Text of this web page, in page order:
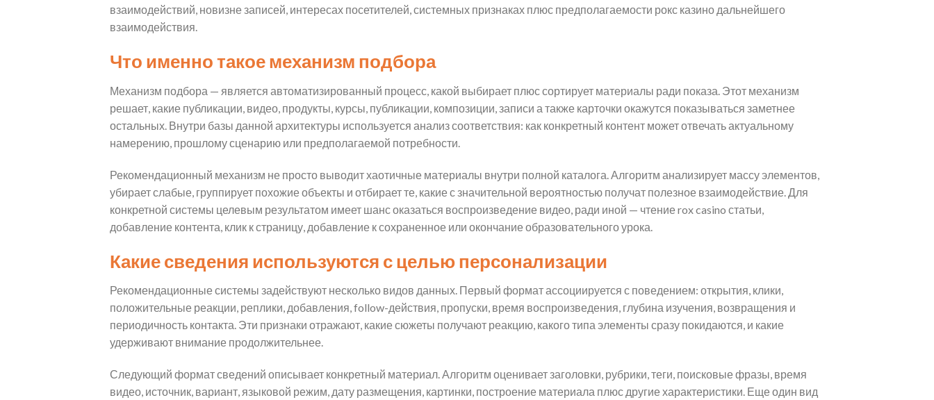
взаимодействий, новизне записей, интересах посетителей, системных признаках плюс предполагаемости рокс казино дальнейшего
взаимодействия.
Что именно такое механизм подбора
Механизм подбора — является автоматизированный процесс, какой выбирает плюс сортирует материалы ради показа. Этот механизм
решает, какие публикации, видео, продукты, курсы, публикации, композиции, записи а также карточки окажутся показываться заметнее
остальных. Внутри базы данной архитектуры используется анализ соответствия: как конкретный контент может отвечать актуальному
намерению, прошлому сценарию или предполагаемой потребности.
Рекомендационный механизм не просто выводит хаотичные материалы внутри полной каталога. Алгоритм анализирует массу элементов,
убирает слабые, группирует похожие объекты и отбирает те, какие с значительной вероятностью получат полезное взаимодействие. Для
конкретной системы целевым результатом имеет шанс оказаться воспроизведение видео, ради иной — чтение rox casino статьи,
добавление контента, клик к страницу, добавление к сохраненное или окончание образовательного урока.
Какие сведения используются с целью персонализации
Рекомендационные системы задействуют несколько видов данных. Первый формат ассоциируется с поведением: открытия, клики,
положительные реакции, реплики, добавления, follow-действия, пропуски, время воспроизведения, глубина изучения, возвращения и
периодичность контакта. Эти признаки отражают, какие сюжеты получают реакцию, какого типа элементы сразу покидаются, и какие
удерживают внимание продолжительнее.
Следующий формат сведений описывает конкретный материал. Алгоритм оценивает заголовки, рубрики, теги, поисковые фразы, время
видео, источник, вариант, языковой режим, дату размещения, картинки, построение материала плюс другие характеристики. Еще один вид